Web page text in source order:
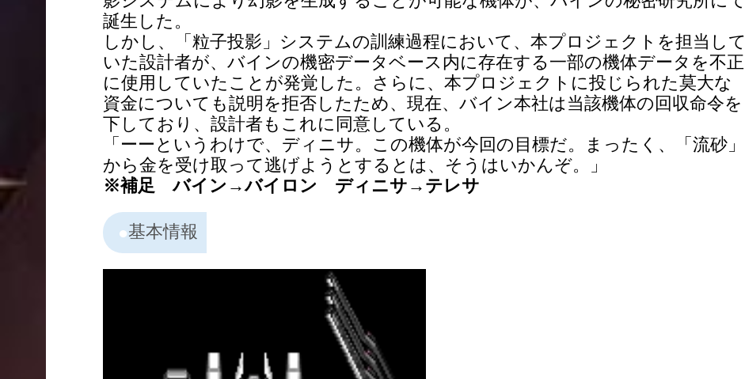
誕生した。
しかし、「粒子投影」システムの訓練過程において、本プロジェクトを担当して
いた設計者が、バインの機密データベース内に存在する一部の機体データを不正
に使用していたことが発覚した。さらに、本プロジェクトに投じられた莫大な
資金についても説明を拒否したため、現在、バイン本社は当該機体の回収命令を
下しており、設計者もこれに同意している。
「ーーというわけで、ディニサ。この機体が今回の目標だ。まったく、「流砂」
から金を受け取って逃げようとするとは、そうはいかんぞ。」
※補足 バイン→バイロン ディニサ→テレサ
基本情報